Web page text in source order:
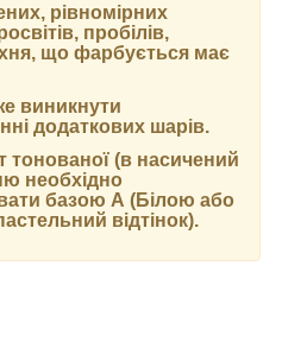
рівномірних
пробілів,
що фарбується має
виникнути
додаткових шарів.
(в насичений
необхідно
базою А (Білою або
відтінок).